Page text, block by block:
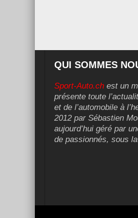
QUI SOMMES
Sport-Auto.ch est un
présente toute
et de l’automobile à
2012 par Sébastien
aujourd’hui géré par
de passionnés, sous